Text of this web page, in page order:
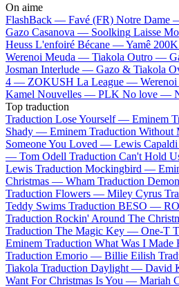
On aime
FlashBack — Favé (FR) Notre Dame
Gazo Casanova — Soolking Laisse
Heuss L'enfoiré Bécane —Yamê
Werenoi Meuda — Tiakola Outro —
Josman Interlude — Gazo & Tiakola
4 — ZOKUSH La League — Werenoi
Kamel Nouvelles — PLK No love —
Top traduction
Traduction Lose Yourself — Eminem
Shady — Eminem Traduction
Someone You Loved — Lewis Capaldi
— Tom Odell Traduction Can't Hold
Lewis Traduction Mockingbird —
Christmas — Wham Traduction
Traduction Flowers — Miley Cyrus
Teddy Swims Traduction BESO —
Traduction Rockin' Around The
Traduction The Magic Key — One-T
Eminem Traduction What Was I
Traduction Emorio — Billie Eilish
Tiakola Traduction Daylight — David
Want For Christmas Is You — Mariah